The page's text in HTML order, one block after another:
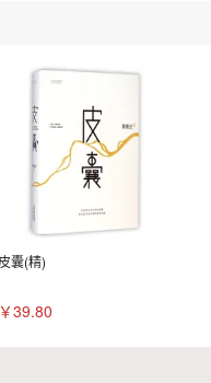
皮囊(精)
￥39.80